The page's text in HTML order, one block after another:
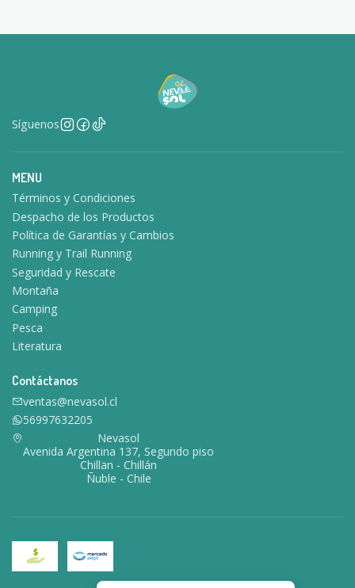
Síguenos
MENU
Términos y Condiciones
Despacho de los Productos
Política de Garantías y Cambios
Running y Trail Running
Seguridad y Rescate
Montaña
Camping
Pesca
Literatura
Contáctanos
ventas@nevasol.cl
56997632205
Nevasol
Avenida Argentina 137, Segundo piso
Chillan - Chillán
Ñuble - Chile